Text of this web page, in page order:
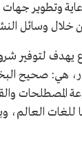
وتطوير
وسائل
يهدف
هي: صحيح
المصطلحات
العالم،